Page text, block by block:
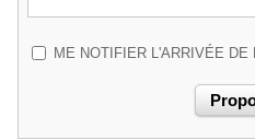
ME NOTIFIER L'ARRIVÉE